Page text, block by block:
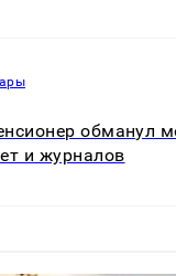
обманул
и журналов